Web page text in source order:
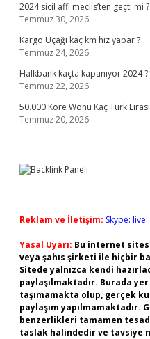
2024 sicil affı meclis’ten geçti mi ?
Temmuz 30, 2026
Kargo Uçağı kaç km hız yapar ?
Temmuz 24, 2026
Halkbank kaçta kapanıyor 2024 ?
Temmuz 22, 2026
50.000 Kore Wonu Kaç Türk
Temmuz 20, 2026
Reklam ve İletişim: Skype:
Yasal Uyarı: Bu internet
veya şahıs şirketi ile hiçbir
Sitede yalnızca kendi
paylaşılmaktadır. Burada
taşımamakta olup, gerçek
paylaşım yapılmamaktadır.
benzerlikleri tamamen
taslak halindedir ve tavsiye